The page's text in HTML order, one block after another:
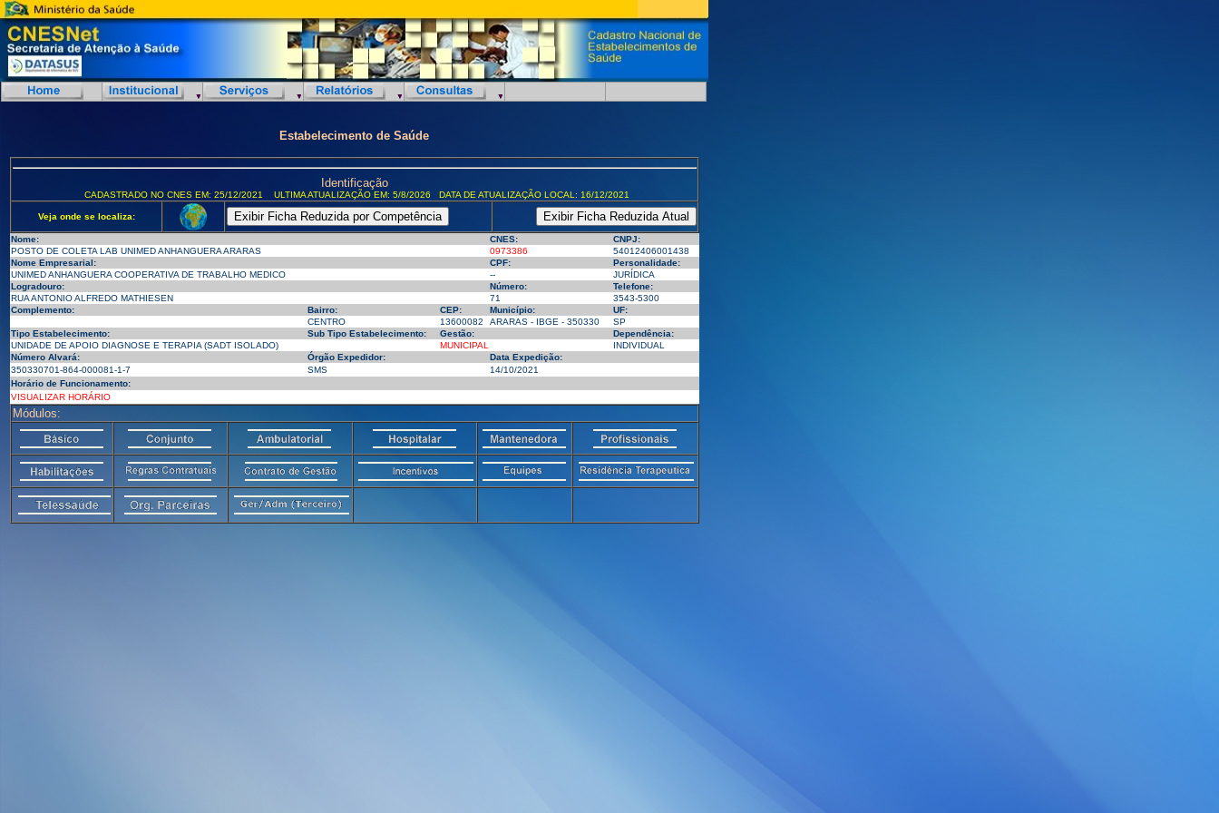
Estabelecimento de Saúde
Identificação
CADASTRADO NO CNES EM: 25/12/2021 ULTIMA ATUALIZAÇÃO EM: 5/8/2026 DATA DE ATUALIZAÇÃO LOCAL: 16/12/2021
Veja onde se localiza:
Nome: CNES:
CNPJ:
POSTO DE COLETA LAB UNIMED ANHANGUERA ARARAS
0973386
54012406001438
Nome Empresarial:
CPF:
Personalidade:
UNIMED ANHANGUERA COOPERATIVA DE TRABALHO MEDICO
--
JURÍDICA
Logradouro:
Número:
Telefone:
RUA ANTONIO ALFREDO MATHIESEN
71
3543-5300
Complemento:
Bairro: CEP: Município:
UF:
CENTRO
13600082 ARARAS - IBGE - 350330
SP
Tipo Estabelecimento:
Sub Tipo Estabelecimento: Gestão:
Dependência:
UNIDADE DE APOIO DIAGNOSE E TERAPIA (SADT ISOLADO)
MUNICIPAL
INDIVIDUAL
Número Alvará:
Órgão Expedidor:
Data Expedição:
350330701-864-000081-1-7
SMS
14/10/2021
Horário de Funcionamento:
VISUALIZAR HORÁRIO
Módulos: